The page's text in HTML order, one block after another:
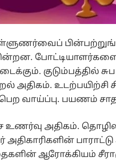
குடும்பத்தில்
அதிகம். உடற்பயிற்சி
வாய்ப்பு. பயணம்
உணர்வு அதிகம்.
ஆரோக்கியம்